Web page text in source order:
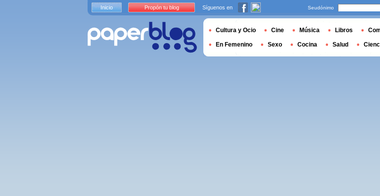
Inicio Propón tu blog Síguenos en Seudónimo
Cultura y Ocio Cine Música Libros
En Femenino Sexo Cocina Salud